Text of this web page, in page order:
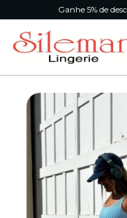
Ganhe 5% de